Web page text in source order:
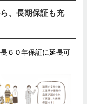
、長期保証も充
６０年保証に延長可